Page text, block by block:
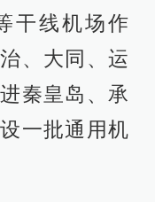
干线机场作
、大同、运
秦皇岛、承
一批通用机